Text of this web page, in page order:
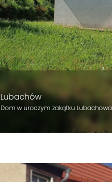
Lubachów
Dom w uroczym zakątku Lubachowa